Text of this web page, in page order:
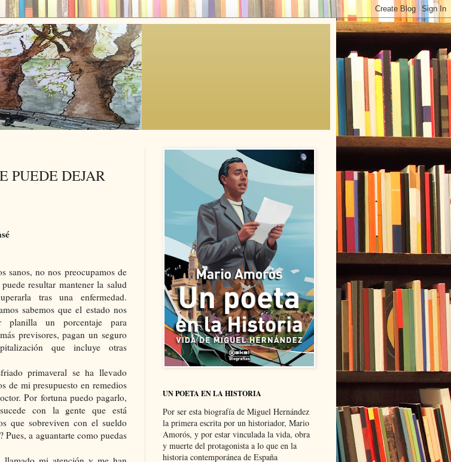
PUEDE DEJAR
sanos, no nos preocupamos de
resultar mantener la salud
tras una enfermedad.
sabemos que el estado nos
planilla un porcentaje para
previsores, pagan un seguro
que incluye otras
primaveral se ha llevado
de mi presupuesto en remedios
Por fortuna puedo pagarlo,
con la gente que está
que sobreviven con el sueldo
a aguantarte como puedas
UN POETA EN LA HISTORIA
Por ser esta biografía de Miguel Hernández
la primera escrita por un historiador, Mario
Amorós, y por estar vinculada la vida, obra
y muerte del protagonista a lo que en la
historia contemporánea de España